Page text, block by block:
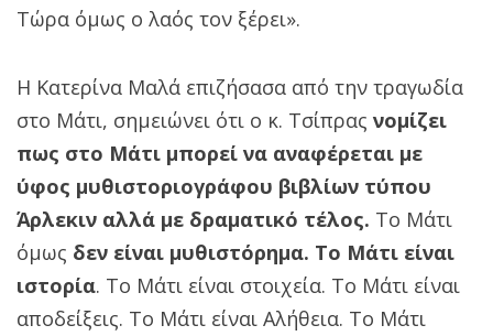
Τώρα όμως ο λαός τον ξέρει».
Η Κατερίνα Μαλά επιζήσασα από την τραγωδία
στο Μάτι, σημειώνει ότι ο κ. Τσίπρας νομίζει
πως στο Μάτι μπορεί να αναφέρεται με
ύφος μυθιστοριογράφου βιβλίων τύπου
Άρλεκιν αλλά με δραματικό τέλος. Το Μάτι
όμως δεν είναι μυθιστόρημα. Το Μάτι είναι
ιστορία. Το Μάτι είναι στοιχεία. Το Μάτι είναι
αποδείξεις. Το Μάτι είναι Αλήθεια. Το Μάτι